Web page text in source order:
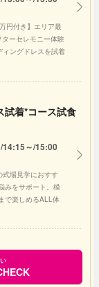
円付き】エリア最
ーセレモニー体験
ングドレスを試着
試着*コース試食
14:15～/15:00
場見学におすす
みをサポート。模
で楽しめるALL体